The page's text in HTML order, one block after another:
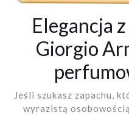
Elegancja
Giorgio
Jeśli szukasz zapachu,
wyrazistą